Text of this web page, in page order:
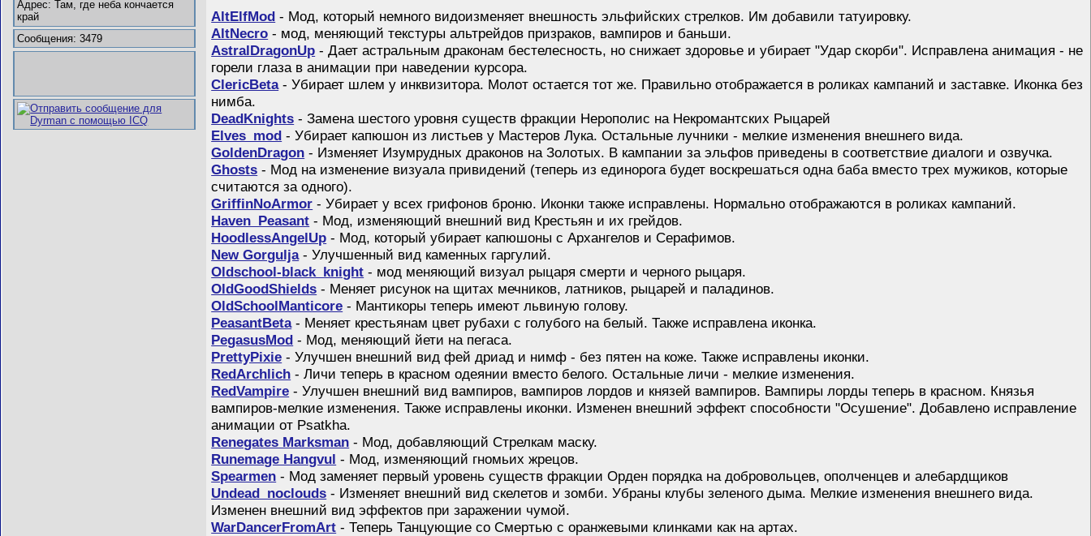
Адрес: Там, где неба кончается
край
Сообщения: 3479
AltElfMod - Мод, который немного видоизменяет внешность эльфийских стрелков. Им добавили татуировку.
AltNecro - мод, меняющий текстуры альтрейдов призраков, вампиров и баньши.
AstralDragonUp - Дает астральным драконам бестелесность, но снижает здоровье и убирает "Удар скорби". Исправлена анимация - не
горели глаза в анимации при наведении курсора.
ClericBeta- Убирает шлем у инквизитора. Молот остается тот же. Правильно отображается в роликах кампаний и заставке. Иконка без
нимба.
DeadKnights - Замена шестого уровня существ фракции Нерополис на Некромантских Рыцарей
Elves_mod - Убирает капюшон из листьев у Мастеров Лука. Остальные лучники - мелкие изменения внешнего вида.
GoldenDragon - Изменяет Изумрудных драконов на Золотых. В кампании за эльфов приведены в соответствие диалоги и озвучка.
Ghosts - Мод на изменение визуала привидений (теперь из единорога будет воскрешаться одна баба вместо трех мужиков, которые
считаются за одного).
GriffinNoArmor - Убирает у всех грифонов броню. Иконки также исправлены. Нормально отображаются в роликах кампаний.
Haven_Peasant - Мод, изменяющий внешний вид Крестьян и их грейдов.
HoodlessAngelUp - Мод, который убирает капюшоны с Архангелов и Серафимов.
New Gorgulja- Улучшенный вид каменных гаргулий.
Oldschool-black_knight - мод меняющий визуал рыцаря смерти и черного рыцаря.
OldGoodShields - Меняет рисунок на щитах мечников, латников, рыцарей и паладинов.
OldSchoolManticore - Мантикоры теперь имеют львиную голову.
PeasantBeta- Меняет крестьянам цвет рубахи с голубого на белый. Также исправлена иконка.
PegasusMod - Мод, меняющий йети на пегаса.
PrettyPixie - Улучшен внешний вид фей дриад и нимф - без пятен на коже. Также исправлены иконки.
RedArchlich - Личи теперь в красном одеянии вместо белого. Остальные личи - мелкие изменения.
RedVampire - Улучшен внешний вид вампиров, вампиров лордов и князей вампиров. Вампиры лорды теперь в красном. Князья
вампиров-мелкие изменения. Также исправлены иконки. Изменен внешний эффект способности "Осушение". Добавлено исправление
анимации от Psatkha.
Renegates Marksman - Мод, добавляющий Стрелкам маску.
Runemage Hangvul - Мод, изменяющий гномьих жрецов.
Spearmen - Мод заменяет первый уровень существ фракции Орден порядка на добровольцев, ополченцев и алебардщиков
Undead_noclouds - Изменяет внешний вид скелетов и зомби. Убраны клубы зеленого дыма. Мелкие изменения внешнего вида.
Изменен внешний вид эффектов при заражении чумой.
WarDancerFromArt - Теперь Танцующие со Смертью с оранжевыми клинками как на артах.